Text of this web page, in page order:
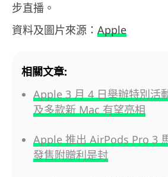
步直播。
資料及圖片來源： Apple
相關文章:
Apple 3 月 4 日舉辦特別
及多款新 Mac 有望亮相
Apple 推出 AirPods Pro 3
發售附贈利是封